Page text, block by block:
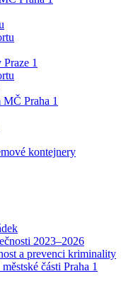
1
Praha 1
kontejnery
2023–2026
a prevenci kriminality
části Praha 1